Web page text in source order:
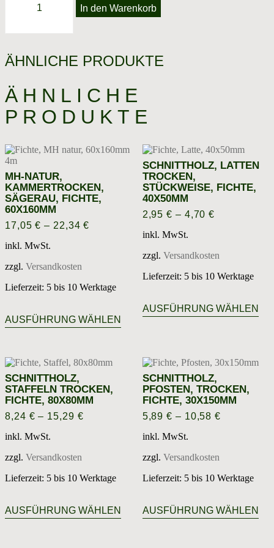
trocken,
Fichte,
In den Warenkorb
ÄHNLICHE PRODUKTE
ÄHNLICHE
PRODUKTE
MH-NATUR,
KAMMERTROCKEN,
SÄGERAU, FICHTE,
60X160MM
17,05€ – 22,34€
inkl. MwSt.
zzgl. Versandkosten
Lieferzeit: 5 bis 10 Werktage
AUSFÜHRUNG WÄHLEN
Dieses
Produkt
weist
Optionen
können
gewählt
SCHNITTHOLZ, LATTEN
TROCKEN,
STÜCKWEISE, FICHTE,
40X50MM
2,95€ – 4,70€
inkl. MwSt.
zzgl. Versandkosten
Lieferzeit: 5 bis 10 Werktage
AUSFÜHRUNG WÄHLEN
Die
SCHNITTHOLZ,
STAFFELN TROCKEN,
FICHTE, 80X80MM
8,24 € – 15,29 €
inkl. MwSt.
zzgl. Versandkosten
Lieferzeit: 5 bis 10 Werktage
AUSFÜHRUNG WÄHLEN
Produkt
weist
SCHNITTHOLZ,
PFOSTEN, TROCKEN,
FICHTE, 30X150MM
5,89€ – 10,58€
inkl. MwSt.
zzgl. Versandkosten
Lieferzeit: 5 bis 10 Werktage
AUSFÜHRUNG WÄHLEN